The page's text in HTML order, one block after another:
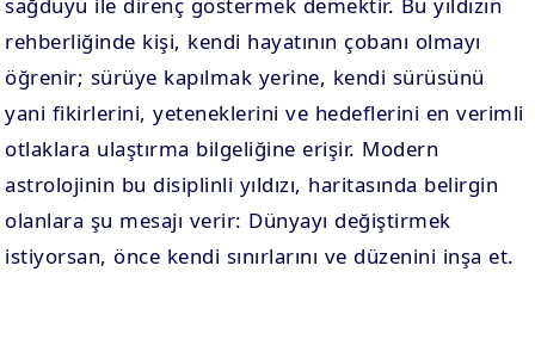
rehberliğinde kişi, kendi hayatının çobanı olmayı
öğrenir; sürüye kapılmak yerine, kendi sürüsünü
yani fikirlerini, yeteneklerini ve hedeflerini en verimli
otlaklara ulaştırma bilgeliğine erişir. Modern
astrolojinin bu disiplinli yıldızı, haritasında belirgin
olanlara şu mesajı verir: Dünyayı değiştirmek
istiyorsan, önce kendi sınırlarını ve düzenini inşa et.